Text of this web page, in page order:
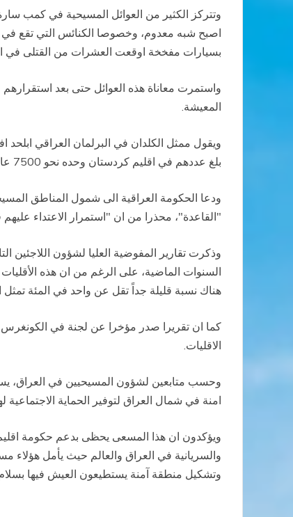
وتتركز الكثير من العوائل المسيحية في كمب
اصبح شبه معدوم، وخصوصا الكنائس التي تقع في
بسيارات مفخخة اوقعت العشرات من القتلى في
واستمرت معاناة هذه العوائل حتى بعد
المعيشة.
ويقول ممثل الكلدان في البرلمان العراقي
بلغ عددهم في اقليم كردستان وحده نحو 7500 عائلة، فيما تقدر المصادر ان عدد العوائل النازحة الى دول مجاورة يبلغ نحو 40 الف عائلة، تعيش ظروفاً مأسوية.
ودعا الحكومة العراقية الى شمول المناطق
"القاعدة"، محذرا من ان "استمرار الاعتداء
هناك نسبة قليلة جداً تقل عن واحد في المئة تمثل
كما ان تقريرا صدر مؤخرا عن لجنة في الكونغرس
الاقليات.
وحسب متابعين لشؤون المسيحيين في العراق،
امنة في شمال العراق لتوفير الحماية الاجتماعية
ويؤكدون ان هذا المسعى يحظى بدعم حكومة
والسريانية في العراق والعالم حيث يأمل هؤلاء
وتشكيل منطقة آمنة يستطيعون العيش فيها